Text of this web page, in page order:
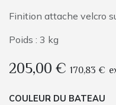
Finition attache velcro
Poids : 3 kg
205,00€ 170,83 €
COULEUR DU BATEAU